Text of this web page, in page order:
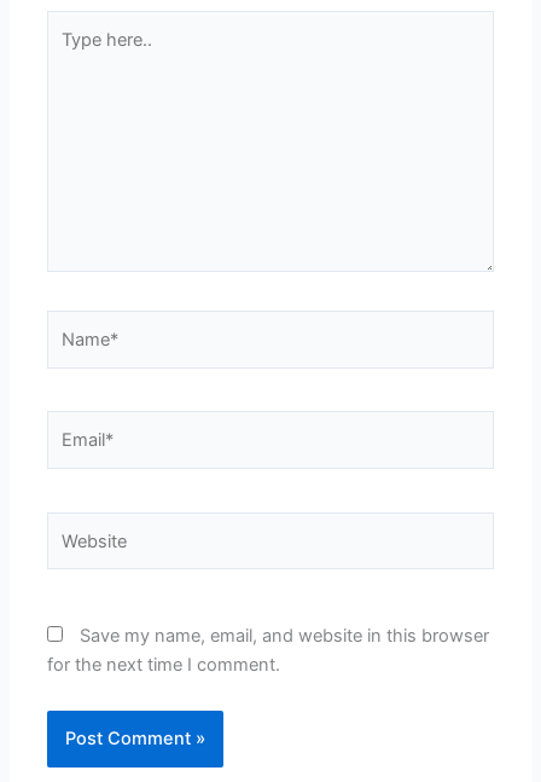
here..
Save my name, email, and website in this browser
for the next time I comment.